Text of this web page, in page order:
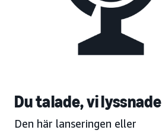
Du talade, vi lyssnade
Den här lanseringen eller